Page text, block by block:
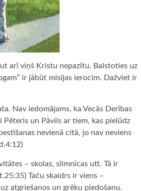
arī viņš Kristu nepazītu. Balstoties uz
ir jābūt misijas ierocim. Dažviet ir
Nav iedomājams, ka Vecās Derības
Pēteris un Pāvils ar tiem, kas pielūdz
nevienā citā, jo nav neviens
– skolas, slimnīcas utt. Tā ir
Taču skaidrs ir viens –
atgriešanos un grēku piedošanu.